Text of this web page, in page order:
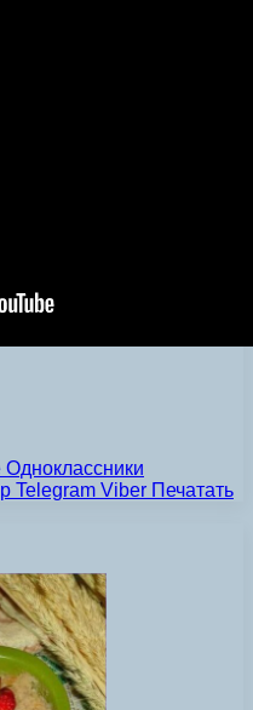
Одноклассники
Telegram Viber Печатать